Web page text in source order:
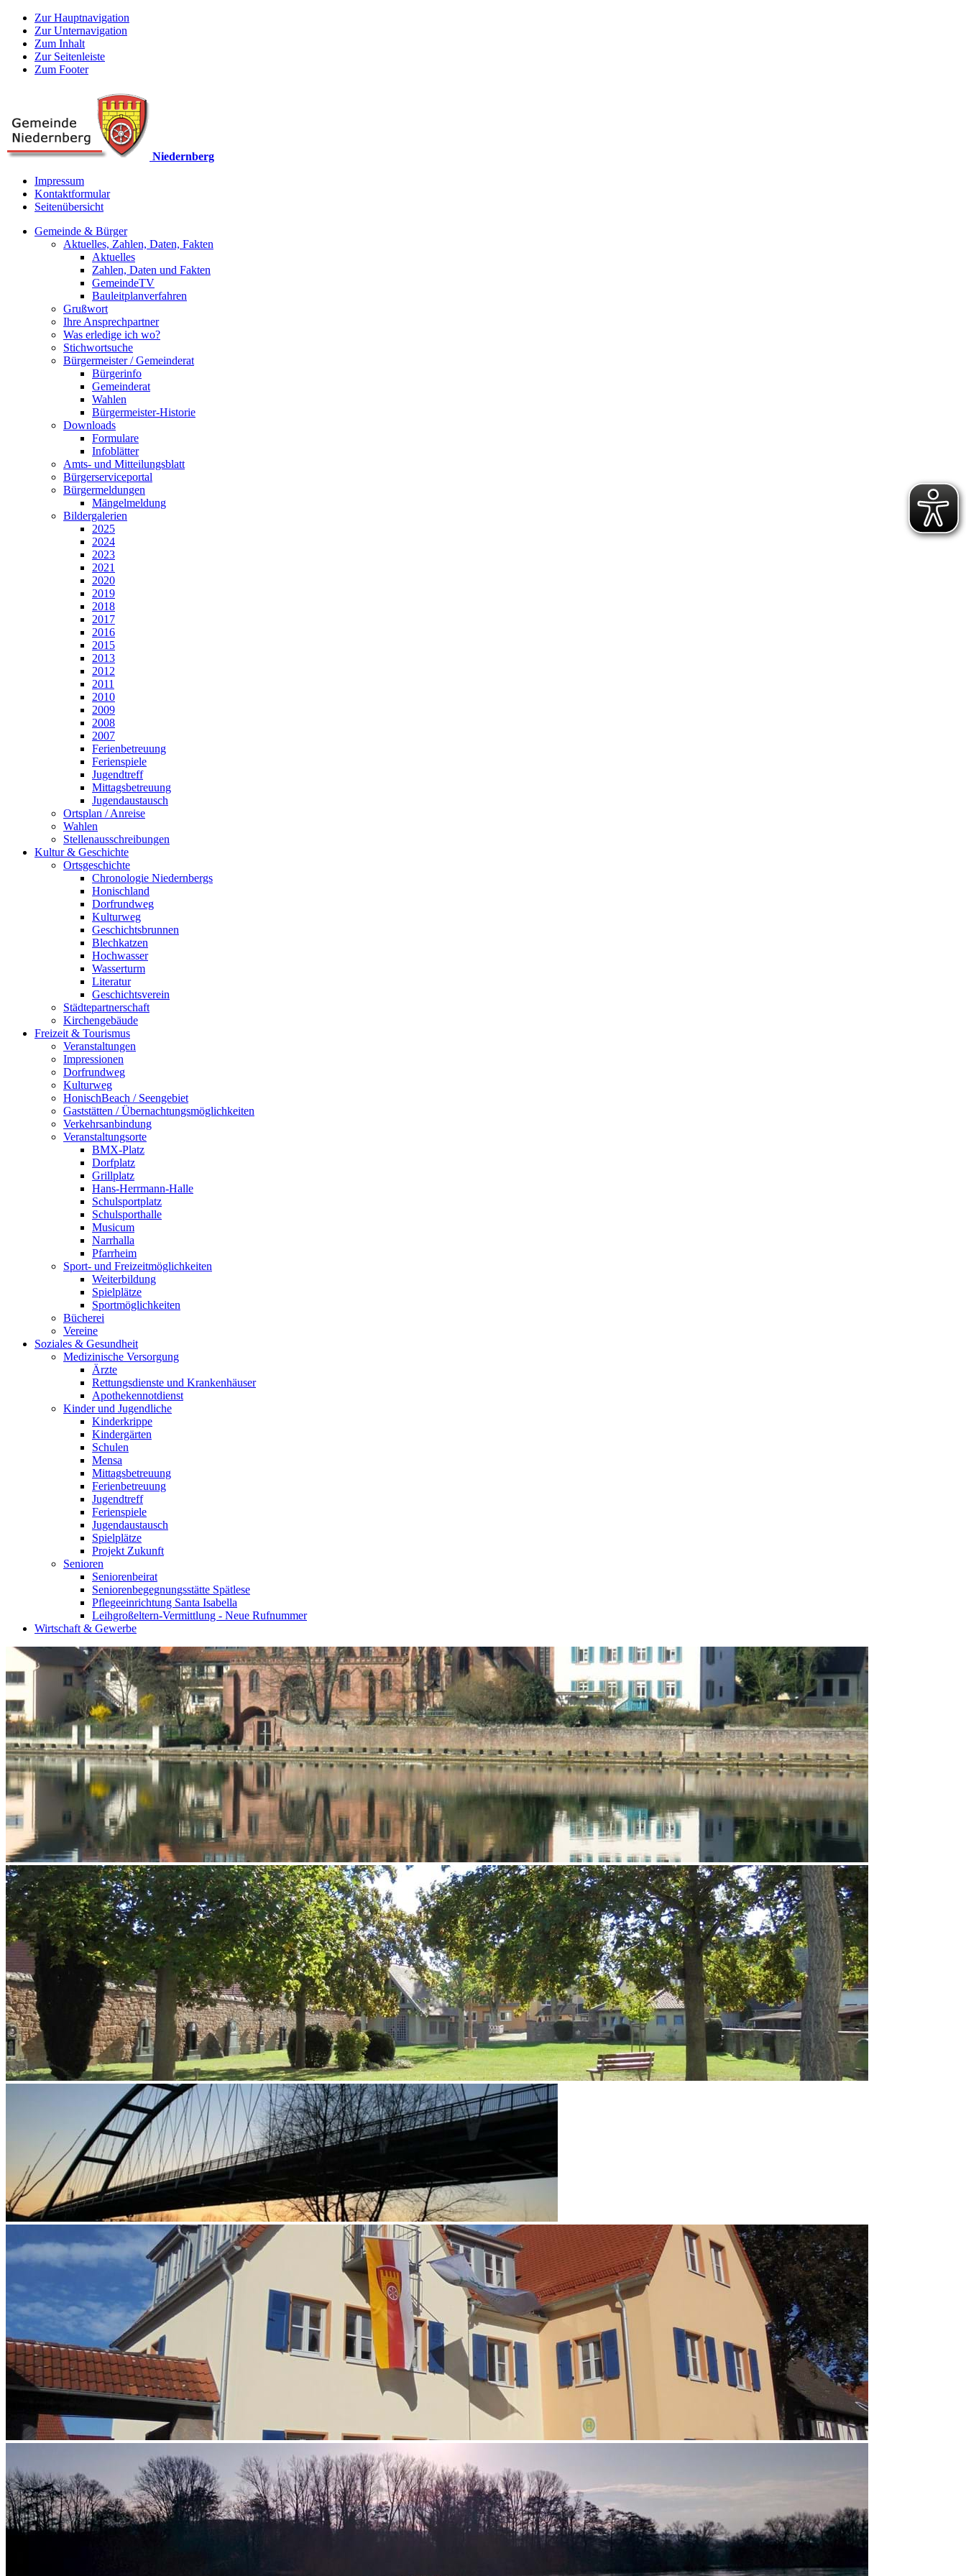
Zur Hauptnavigation
Zur Unternavigation
Zum Inhalt
Zur Seitenleiste
Zum Footer
Niedernberg
Impressum
Kontaktformular
Seitenübersicht
Gemeinde & Bürger
Aktuelles, Zahlen, Daten, Fakten
Aktuelles
Zahlen, Daten und Fakten
GemeindeTV
Bauleitplanverfahren
Grußwort
Ihre Ansprechpartner
Was erledige ich wo?
Stichwortsuche
Bürgermeister / Gemeinderat
Bürgerinfo
Gemeinderat
Wahlen
Bürgermeister-Historie
Downloads
Formulare
Infoblätter
Amts- und Mitteilungsblatt
Bürgerserviceportal
Bürgermeldungen
Mängelmeldung
Bildergalerien
2025
2024
2023
2021
2020
2019
2018
2017
2016
2015
2013
2012
2011
2010
2009
2008
2007
Ferienbetreuung
Ferienspiele
Jugendtreff
Mittagsbetreuung
Jugendaustausch
Ortsplan / Anreise
Wahlen
Stellenausschreibungen
Kultur & Geschichte
Ortsgeschichte
Chronologie Niedernbergs
Honischland
Dorfrundweg
Kulturweg
Geschichtsbrunnen
Blechkatzen
Hochwasser
Wasserturm
Literatur
Geschichtsverein
Städtepartnerschaft
Kirchengebäude
Freizeit & Tourismus
Veranstaltungen
Impressionen
Dorfrundweg
Kulturweg
HonischBeach / Seengebiet
Gaststätten / Übernachtungsmöglichkeiten
Verkehrsanbindung
Veranstaltungsorte
BMX-Platz
Dorfplatz
Grillplatz
Hans-Herrmann-Halle
Schulsportplatz
Schulsporthalle
Musicum
Narrhalla
Pfarrheim
Sport- und Freizeitmöglichkeiten
Weiterbildung
Spielplätze
Sportmöglichkeiten
Bücherei
Vereine
Soziales & Gesundheit
Medizinische Versorgung
Ärzte
Rettungsdienste und Krankenhäuser
Apothekennotdienst
Kinder und Jugendliche
Kinderkrippe
Kindergärten
Schulen
Mensa
Mittagsbetreuung
Ferienbetreuung
Jugendtreff
Ferienspiele
Jugendaustausch
Spielplätze
Projekt Zukunft
Senioren
Seniorenbeirat
Seniorenbegegnungsstätte Spätlese
Pflegeeinrichtung Santa Isabella
Leihgroßeltern-Vermittlung - Neue Rufnummer
Wirtschaft & Gewerbe